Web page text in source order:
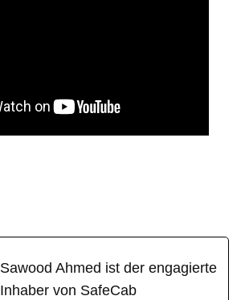
Sawood Ahmed ist der engagierte
Inhaber von SafeCab